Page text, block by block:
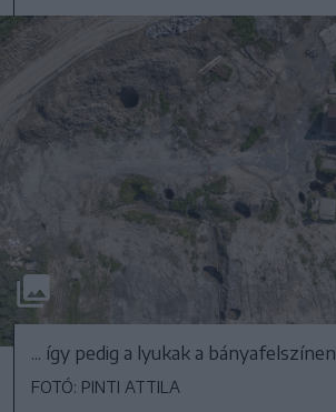
... így pedig a lyukak a bányafelszínen
FOTÓ: PINTI ATTILA